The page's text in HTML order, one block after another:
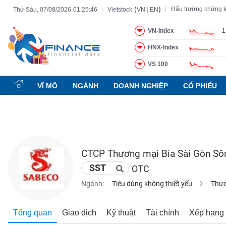
Thứ Sáu, 07/08/2026 01:25:47 Vietstock (VN EN) Đấu trường chứng
VN-Index
HNX-Index
VS 100
VĨ MÔ NGÀNH DOANH NGHIỆP CỔ PHIẾU
CTCP Thương mại Bia Sài Gòn
SST OTC
Ngành: Tiêu dùng không thiết yếu
Tổng quan Giao dịch Kỹ thuật Tài chính Xếp hạng
Tất cả Tính năng Ngành Mã chứng khoán Lãnh đạo
Tính
năng
(-)
CHỨNG
KHOÁN
NGHIỆP